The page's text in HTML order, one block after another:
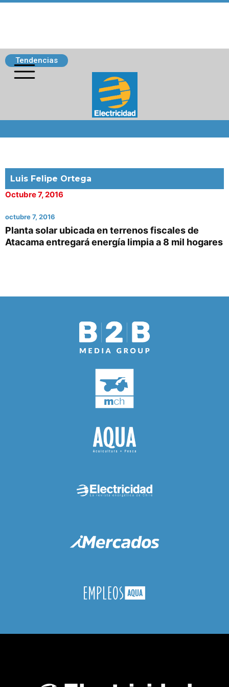
Tendencias
Luis Felipe Ortega
Octubre 7, 2016
octubre 7, 2016
Planta solar ubicada en terrenos fiscales de
Atacama entregará energía limpia a 8 mil hogares